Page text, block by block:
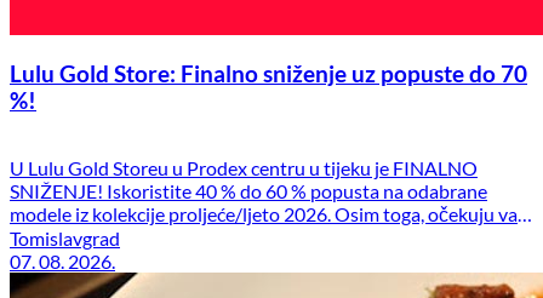
Lulu Gold Store: Finalno sniženje uz popuste do 70
%!
U Lulu Gold Storeu u Prodex centru u tijeku je FINALNO
SNIŽENJE! Iskoristite 40 % do 60 % popusta na odabrane
modele iz kolekcije proljeće/ljeto 2026. Osim toga, očekuju vas
i dodatne pogodnosti: stara kolekcija – 50 % + dodatnih 20 %
popusta stara U.S. Polo Assn. kolekcija – 70 % Posjetite nas u
Prodex centru […]
Tomislavgrad
07. 08. 2026.